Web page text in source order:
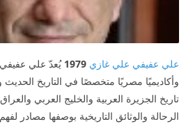
علي عفيفي علي غازي 1979 يُعدّ علي عفيفي
وأكاديميًا مصريًا متخصصًا في التاريخ
تاريخ الجزيرة العربية والخليج العربي
الرحالة والوثائق التاريخية بوصفها مصادر